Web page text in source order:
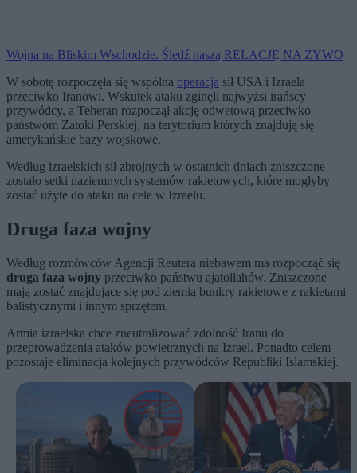
Wojna na Bliskim Wschodzie. Śledź naszą RELACJĘ NA ŻYWO
W sobotę rozpoczęła się wspólna operacja sił USA i Izraela
przeciwko Iranowi. Wskutek ataku zginęli najwyżsi irańscy
przywódcy, a Teheran rozpoczął akcję odwetową przeciwko
państwom Zatoki Perskiej, na terytorium których znajdują się
amerykańskie bazy wojskowe.
Według izraelskich sił zbrojnych w ostatnich dniach zniszczone
zostało setki naziemnych systemów rakietowych, które mogłyby
zostać użyte do ataku na cele w Izraelu.
Druga faza wojny
Według rozmówców Agencji Reutera niebawem ma rozpocząć się
druga faza wojny przeciwko państwu ajatollahów. Zniszczone
mają zostać znajdujące się pod ziemią bunkry rakietowe z rakietami
balistycznymi i innym sprzętem.
Armia izraelska chce zneutralizować zdolność Iranu do
przeprowadzenia ataków powietrznych na Izrael. Ponadto celem
pozostaje eliminacja kolejnych przywódców Republiki Islamskiej.